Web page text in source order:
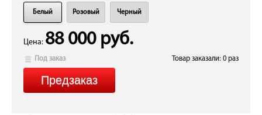
Белый Розовый Черный
Цена: 88 000 руб.
Под заказ Товар заказали: 0 раз